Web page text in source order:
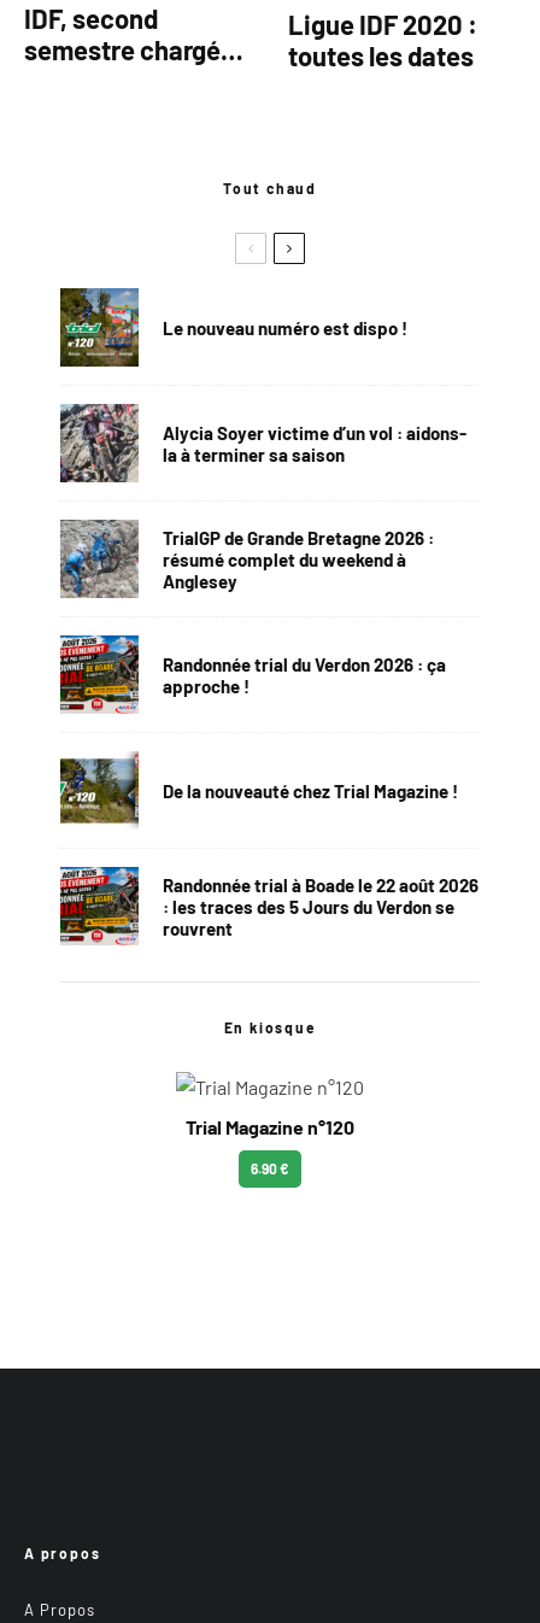
IDF, second
semestre chargé…
Ligue IDF 2020 :
toutes les dates
Tout chaud
Le nouveau numéro est dispo !
Alycia Soyer victime d’un vol : aidons-
la à terminer sa saison
TrialGP de Grande Bretagne 2026 :
résumé complet du weekend à
Anglesey
Randonnée trial du Verdon 2026 : ça
approche !
De la nouveauté chez Trial Magazine !
Randonnée trial à Boade le 22 août 2026
: les traces des 5 Jours du Verdon se
rouvrent
En kiosque
Trial Magazine n°120
6.90 €
A propos
A Propos